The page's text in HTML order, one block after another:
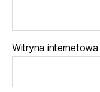
Witryna internetowa